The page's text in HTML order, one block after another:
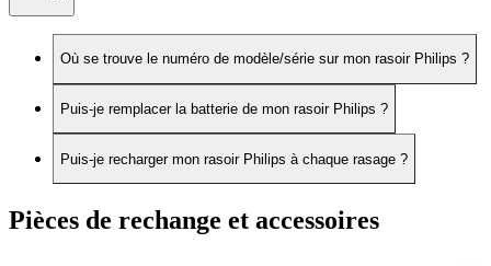
Où se trouve le numéro de modèle/série sur mon rasoir Philips ?
Puis-je remplacer la batterie de mon rasoir Philips ?
Puis-je recharger mon rasoir Philips à chaque rasage ?
Pièces de rechange et accessoires